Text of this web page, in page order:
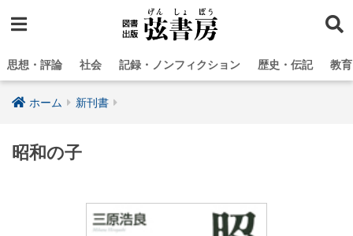
思想・評論 社会 記録・ノンフィクション 歴史・伝記 教
ホーム 新刊書
昭和の子